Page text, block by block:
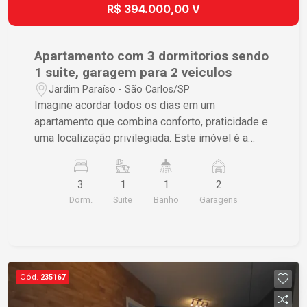
R$ 394.000,00 V
Apartamento com 3 dormitorios sendo
1 suite, garagem para 2 veiculos
Jardim Paraíso - São Carlos/SP
Imagine acordar todos os dias em um
apartamento que combina conforto, praticidade e
uma localização privilegiada. Este imóvel é a
completo em São Carlos. - 3 dormitórios sendo 1
suíte, oferecendo conforto e privacidade - Sala e
cozinha integradas proporcionando um ambiente
Acabamentos de ótima qualidade trazendo
durabilidade e baixa manutenção Diferenciais que
Fazem a Diferença: - Este apartamento foi
3
Dorm.
1
Suite
1
Banho
2
Garagens
Cód. 235167